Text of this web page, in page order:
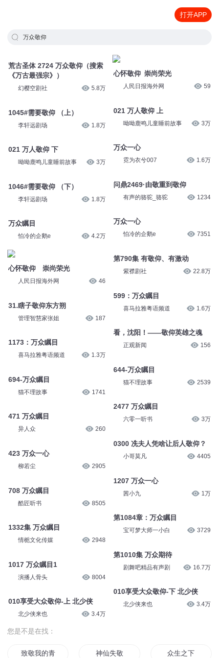
打开APP
万众敬仰
荒古圣体 2724 万众敬仰（搜索
《万古最强宗》）
幻樱空剧社 5.8万
1045#需要敬仰 （上）
李轩远剧场 1.8万
021 万人敬仰 下
呦呦鹿鸣儿童睡前故事 3万
1046#需要敬仰 （下）
李轩远剧场 1.8万
万众瞩目
怕冷的企鹅e 4.2万
心怀敬仰 崇尚荣光
人民日报海外网 46
31.瞎子敬仰东方朔
管理智慧家张姐 187
1173：万众瞩目
喜马拉雅粤语频道 1.3万
694-万众瞩目
猫不理故事 1741
471 万众瞩目
异人众 260
423 万众一心
柳若尘 2905
708 万众瞩目
酷匠听书 8505
1332集 万众瞩目
情栀文化传媒 2948
1017 万众瞩目1
演播人骨头 8004
010享受大众敬仰-上 北少侠
北少侠来也 3.4万
心怀敬仰 崇尚荣光
人民日报海外网 59
021 万人敬仰 上
呦呦鹿鸣儿童睡前故事 3万
万众一心
霓为衣兮007 1.6万
问鼎2469·由敬重到敬仰
有声的骆驼_骆驼 1234
万众一心
怕冷的企鹅e 7351
第790集 有敬仰、有激动
紫襟剧社 22.8万
599：万众瞩目
喜马拉雅粤语频道 1.6万
看，沈阳！——敬仰英雄之魂
正观新闻 156
644-万众瞩目
猫不理故事 2539
2477 万众瞩目
六零一听书 3万
0300 冼夫人凭啥让后人敬仰？
小哥莫凡 4405
1207 万众一心
茜小九 1万
第1084章：万众瞩目
宝可梦大师一小白 3729
第1010集 万众期待
剧舞吧精品有声剧 16.7万
010享受大众敬仰-下 北少侠
北少侠来也 3.4万
您是不是在找：
致敬我的青春 神仙失敬 众生之下